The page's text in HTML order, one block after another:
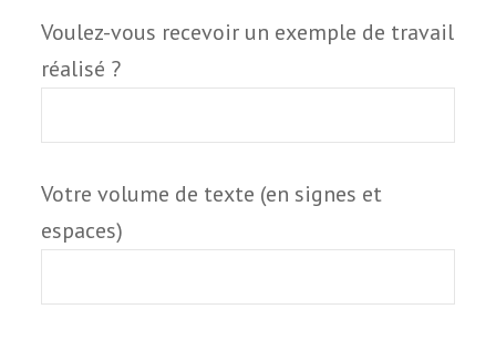
Voulez-vous rece­voir un exemple de tra­vail
réalisé ?
Votre volume de texte (en signes et
espaces)